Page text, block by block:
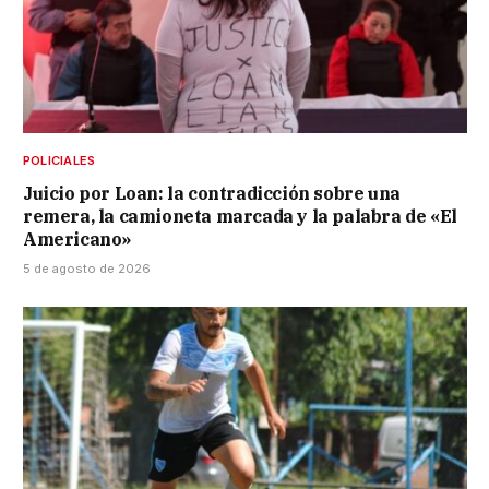
POLICIALES
Juicio por Loan: la contradicción sobre una
remera, la camioneta marcada y la palabra de «El
Americano»
5 de agosto de 2026